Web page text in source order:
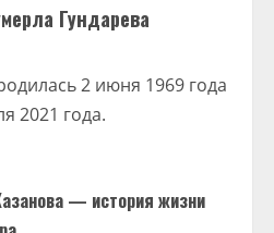
Гундарева
2 июня 1969 года
2021 года.
— история жизни